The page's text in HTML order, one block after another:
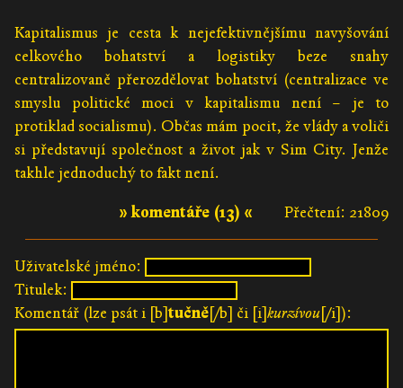
Kapitalismus je cesta k nejefektivnějšímu navyšování
celkového bohatství a logistiky beze snahy
centralizovaně přerozdělovat bohatství (centralizace ve
smyslu politické moci v kapitalismu není – je to
protiklad socialismu). Občas mám pocit, že vlády a voliči
si představují společnost a život jak v Sim City. Jenže
takhle jednoduchý to fakt není.
Přečtení: 21809
» komentáře (13) «
Uživatelské jméno:
Titulek:
Komentář (lze psát i [b]tučně[/b] či [i]kurzívou[/i]):